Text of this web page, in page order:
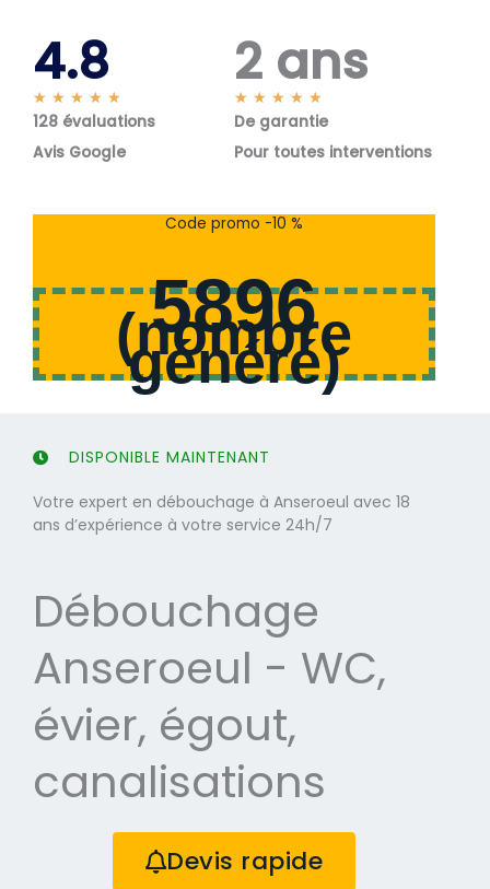
4.8
★ ★ ★ ★ ★
o
s
128 évaluations
Avis Google
2 ans
★ ★ ★ ★ ★
o
s
De garantie
Pour toutes interventions
Code promo -10 %
5896
(nombre
généré)
DISPONIBLE MAINTENANT
Votre expert en débouchage à Anseroeul avec 18
ans d’expérience à votre service 24h/7
Débouchage
Anseroeul - WC,
évier, égout,
canalisations
Devis rapide